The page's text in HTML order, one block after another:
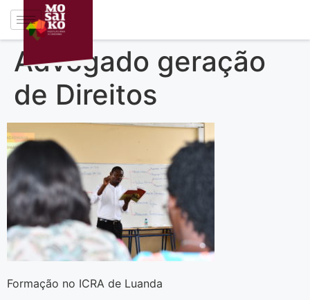
Advogado geração
de Direitos
Formação no ICRA de Luanda